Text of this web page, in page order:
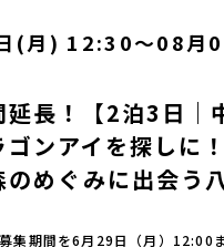
ラム開始後の解除：100％・催
って開催を見合わせる可能性が
日1週間前までにご連絡いたしま
場合は、開催日3週間前までに
します。・よくあるご質問その
らをご確認ください。運営団体
団法人地域・教育魅力化プラッ
ふれる持続可能な地域・社会をつ
年3月に島根県に設立した教育
校と連携しながら、中学卒業後
夢や価値観に合った地域・学校
画を公開中！）〜まずは「おた
本全国20以上の地域から選んで
魅力を凝縮したアーカイブ動画
人旅への不安や、事務局のサポ
https://youtu.be/
【STEP 2】平取町プ
容を具体的に深掘りしたい方へ
町では具体的に何をするの？」
答えする説明会です。平取町な
ログラムの中身をたっぷりと
見学」 -大樹高校の特徴を知
町の魅力を体験①」 -大樹町な
「大樹町の魅力を体験②」 -大
モデルロケットを飛ばしてみよ
仲間や地元の高校生、町の大
間の振り返りワーク」 -みんな
ィールドワーク」 -牧場見学・
ンチ/お土産タイム」（PM） 14
空港には15：00頃に到着予定で
プログラムを変更する場合がご
海道大樹町（たいきちょう）【
、自分の足で歩く。まるで、ま
海へダイブ！目の前に広がる八
リアス式海岸。海に沈む夕日は
。出水工業高校は、「建築科」
加工、電気工作、建物のデザイ
生ものづくりコンテスト」の木
ど、先輩たちの実力はホンモノ
時間を体験。金属を削ったり、
り。プロの機械にさわれる高
くりにチャレンジ。夜には自
を作って灯りをともします。真
(月) 12:30〜08月
長！【2泊3日｜
ゴンアイを探しに
のめぐみに出会う
募集期間を6月29日（月）12:00